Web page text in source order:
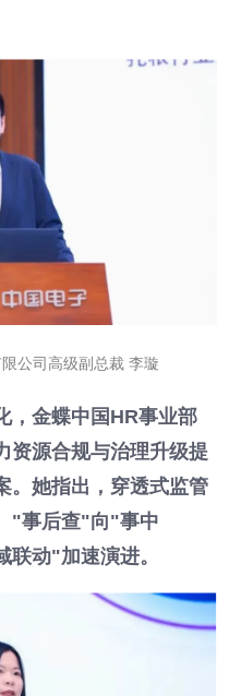
公司高级副总裁 李璇
，金蝶中国HR事业部
资源合规与治理升级提
。她指出，穿透式监管
"事后查"向"事中
动"加速演进。